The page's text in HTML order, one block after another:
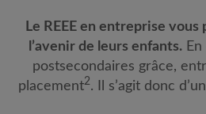
Le REEE en entreprise
l’avenir de leurs enfants.En
postsecondaires grâce,
placement2. Il s’agit donc